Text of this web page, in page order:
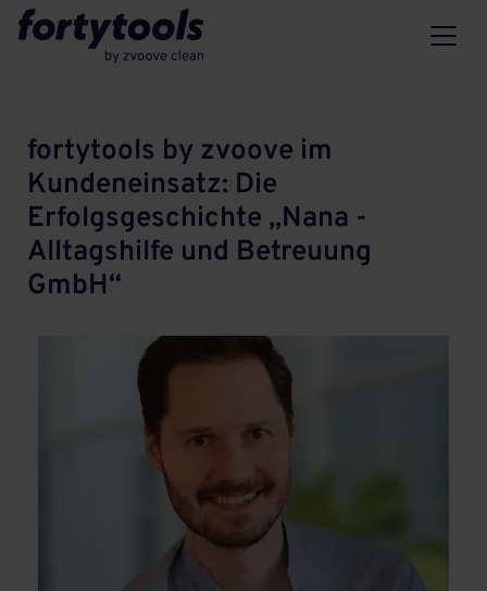
fortytools by zvoove im
Kundeneinsatz: Die
Erfolgsgeschichte „Nana -
Alltagshilfe und Betreuung
GmbH“